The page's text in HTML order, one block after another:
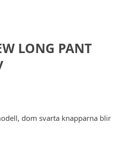
LONG PANT
dom svarta knapparna blir